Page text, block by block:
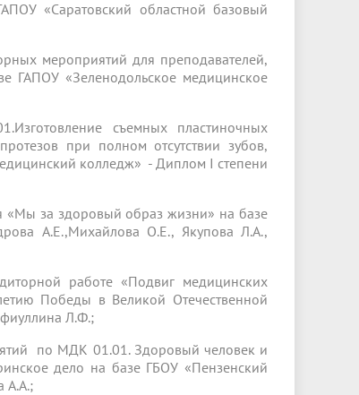
«Саратовский областной базовый
мероприятий для преподавателей,
ГАПОУ «Зеленодольское медицинское
съемных пластиночных
при полном отсутствии зубов,
колледж» - Диплом I степени
«Мы за здоровый образ жизни» на базе
А.Е.,Михайлова О.Е., Якупова Л.А.,
работе «Подвиг медицинских
Победы в Великой Отечественной
Л.Ф.;
по МДК 01.01. Здоровый человек и
дело на базе ГБОУ «Пензенский
А.А.;